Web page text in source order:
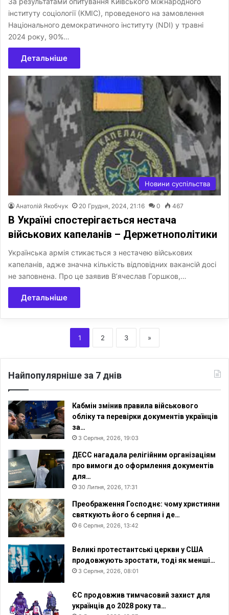
інституту соціології (КМІС), проведеного на замовлення
Національного демократичного інституту (NDI) у травні
2024 року, 90%…
Детальніше
Новини суспільства
Анатолій Якобчук 20 Грудня, 2024, 21:16 0 467
В Україні спостерігається нестача
військових капеланів – Держетнополітики
Українська армія стикається з нестачею військових
капеланів, адже значна кількість відповідних вакансій досі
не заповнена. Про це заявив В’ячеслав Горшков,…
Детальніше
1 2 3 »
Найпопулярніше за 7 днів
Кабмін змінив правила військового
обліку та перевірки документів українців
за…
3 Серпня, 2026, 19:03
ДЕСС нагадала релігійним організаціям
про вимоги до оформлення документів
для…
30 Липня, 2026, 17:31
Преображення Господнє: чому християни
святкують його 6 серпня і де…
6 Серпня, 2026, 13:42
Великі протестантські церкви у США
продовжують зростати, тоді як менші…
3 Серпня, 2026, 08:01
ЄС продовжив тимчасовий захист для
українців до 2028 року та…